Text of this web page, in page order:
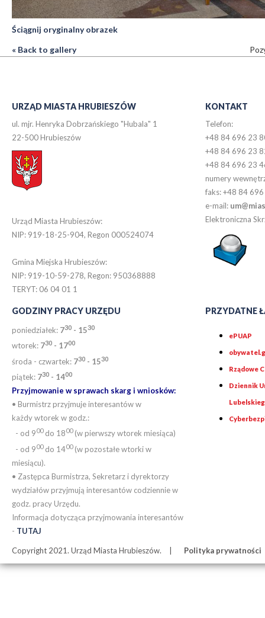
Ściągnij oryginalny obrazek
« Back to gallery
URZĄD MIASTA HRUBIESZÓW
ul. mjr. Henryka Dobrzańskiego "Hubala" 1
22-500 Hrubieszów
Urząd Miasta Hrubieszów:
NIP: 919-18-25-904, Regon 000524074
Gmina Miejska Hrubieszów:
NIP: 919-10-59-278, Regon: 950368888
TERYT: 06 04 01 1
KONTAKT
Telefon:
+48 84 696 23
+48 84 696 23
+48 84 696 23
numery
faks: +48 84
e-mail:
Elektroniczna
GODZINY PRACY URZĘDU
poniedziałek: 730 - 1530
wtorek: 730 - 1700
środa - czwartek: 730 - 1530
piątek: 730 - 1400
Przyjmowanie w sprawach skarg i wniosków:
• Burmistrz przyjmuje interesantów w
każdy wtorek w godz.:
- od 900do 1800(w pierwszy wtorek miesiąca)
- od 900do 1400(w pozostałe wtorki w
miesiącu).
• Zastępca Burmistrza, Sekretarz i dyrektorzy
wydziałów przyjmują interesantów codziennie w
godz. pracy Urzędu.
Informacja dotycząca przyjmowania interesantów
- TUTAJ
PRZYDATNE
ePUAP
Rządowe
Dziennik
Copyright 2021. Urząd Miasta Hrubieszów. Polityka prywatności